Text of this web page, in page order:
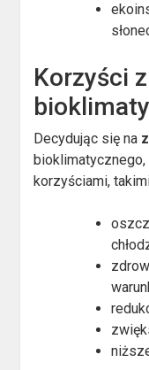
Korzyści
Decydując się na
korzyściami,